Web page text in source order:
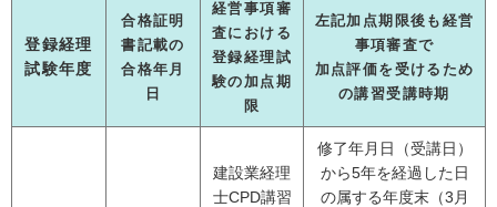
登録経理
試験年度
合格証明
書記載の
合格年月
日
経営事項審
査における
登録経理試
験の加点期
限
左記加点期限後も経営
事項審査で
加点評価を受けるため
の講習受講時期
建設業経理
士CPD講習
修了年月日（受講日）
から5年を経過した日
の属する年度末（3月